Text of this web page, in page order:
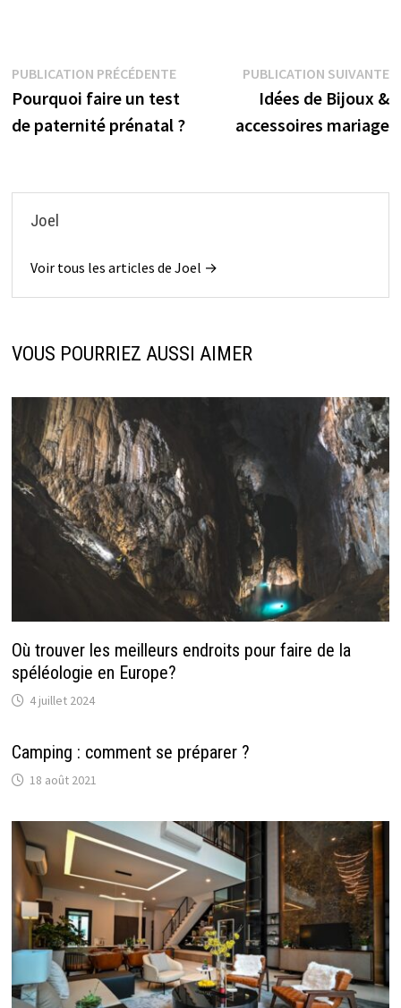
Navigation
de
l’article
PUBLICATION PRÉCÉDENTEPublication
précédente :
Pourquoi faire un test
de paternité prénatal ?
PUBLICATION SUIVANTE
Idées de Bijoux &
accessoires mariage
Joel
Voir tous les articles de Joel →
VOUS POURRIEZ AUSSI AIMER
Où trouver les meilleurs endroits pour faire de la
spéléologie en Europe?
4 juillet 2024
Camping : comment se préparer ?
18 août 2021